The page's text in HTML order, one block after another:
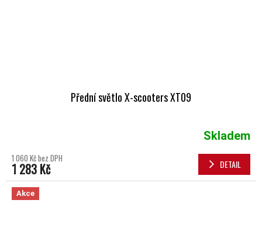
Přední světlo X-scooters XT09
Skladem
1 060 Kč bez DPH
1 283 Kč DETAIL
Akce